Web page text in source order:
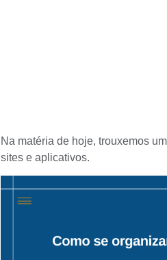
Na matéria de hoje, trouxemos
sites e aplicativos.